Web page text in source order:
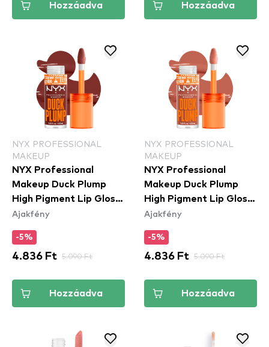
Hozzáadva Hozzáadva
NYX PROFESSIONAL
MAKEUP
NYX Professional
Makeup Duck Plump
High Pigment Lip Gloss
- Wine Not (DPLL16)
Ajakfény
-5%
4.836 Ft 5.090 Ft
Hozzáadva
NYX PROFESSIONAL
MAKEUP
NYX Professional
Makeup Duck Plump
High Pigment Lip Gloss
- Apri-Caught
Ajakfény
-5%
4.836 Ft 5.090 Ft
Hozzáadva